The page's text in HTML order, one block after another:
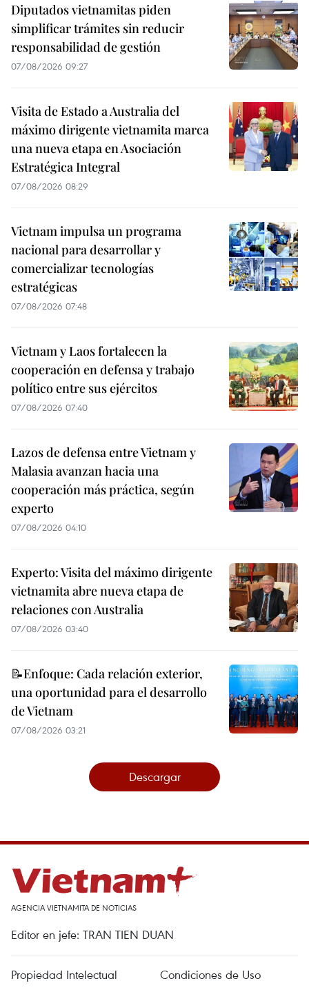
Diputados vietnamitas piden
simplificar trámites sin reducir
responsabilidad de gestión
07/08/2026 09:27
Visita de Estado a Australia del
máximo dirigente vietnamita marca
una nueva etapa en Asociación
Estratégica Integral
07/08/2026 08:29
Vietnam impulsa un programa
nacional para desarrollar y
comercializar tecnologías
estratégicas
07/08/2026 07:48
Vietnam y Laos fortalecen la
cooperación en defensa y trabajo
político entre sus ejércitos
07/08/2026 07:40
Lazos de defensa entre Vietnam y
Malasia avanzan hacia una
cooperación más práctica, según
experto
07/08/2026 04:10
Experto: Visita del máximo dirigente
vietnamita abre nueva etapa de
relaciones con Australia
07/08/2026 03:40
📝Enfoque: Cada relación exterior,
una oportunidad para el desarrollo
de Vietnam
07/08/2026 03:21
Descargar
AGENCIA VIETNAMITA DE NOTICIAS
Editor en jefe: TRAN TIEN DUAN
Propiedad Intelectual
Condiciones de Uso